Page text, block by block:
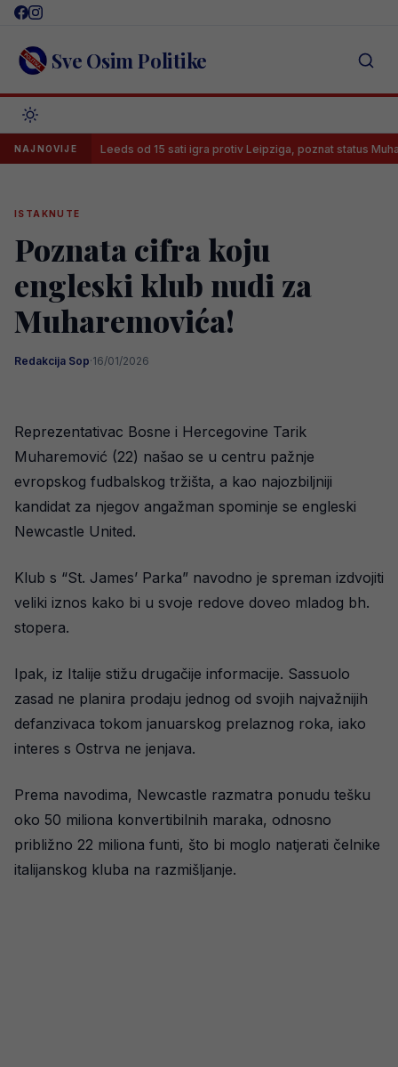
Skip
content Sve Osim Politike
NAJNOVIJELeeds od 15 sati igra protiv Leipziga, poznat status Muharemovića
ISTAKNUTE
Poznata cifra koju
engleski klub nudi za
Muharemovića!
Redakcija Sop·16/01/2026
Reprezentativac Bosne i Hercegovine Tarik
Muharemović (22) našao se u centru pažnje
evropskog fudbalskog tržišta, a kao najozbiljniji
kandidat za njegov angažman spominje se engleski
Newcastle United.
Klub s “St. James’ Parka” navodno je spreman izdvojiti
veliki iznos kako bi u svoje redove doveo mladog bh.
stopera.
Ipak, iz Italije stižu drugačije informacije. Sassuolo
zasad ne planira prodaju jednog od svojih najvažnijih
defanzivaca tokom januarskog prelaznog roka, iako
interes s Ostrva ne jenjava.
Prema navodima, Newcastle razmatra ponudu tešku
oko 50 miliona konvertibilnih maraka, odnosno
približno 22 miliona funti, što bi moglo natjerati čelnike
italijanskog kluba na razmišljanje.